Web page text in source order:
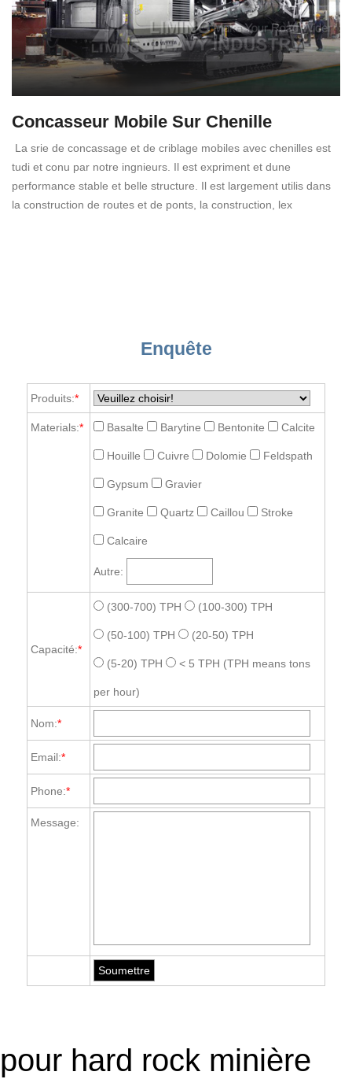
Concasseur Mobile Sur Chenille
La srie de concassage et de criblage mobiles avec chenilles est
tudi et conu par notre ingnieurs. Il est expriment et dune
performance stable et belle structure. Il est largement utilis dans
la construction de routes et de ponts, la construction, lex
Enquête
Produits:*
Materials:* Basalte Barytine Bentonite Calcite
Houille Cuivre Dolomie Feldspath
Gypsum Gravier
Granite Quartz Caillou Stroke
Calcaire
Autre:
Capacité:*
(300-700) TPH (100-300) TPH
(50-100) TPH (20-50) TPH
(5-20) TPH < 5 TPH (TPH means tons
per hour)
Nom:*
Email:*
Phone:*
Message:
pour hard rock minière